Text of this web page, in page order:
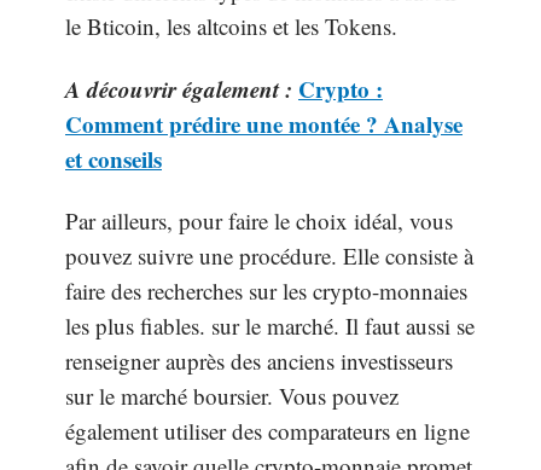
le Bticoin, les altcoins et les Tokens.
A découvrir également : Crypto :
Comment prédire une montée ? Analyse
et conseils
Par ailleurs, pour faire le choix idéal, vous
pouvez suivre une procédure. Elle consiste à
faire des recherches sur les crypto-monnaies
les plus fiables. sur le marché. Il faut aussi se
renseigner auprès des anciens investisseurs
sur le marché boursier. Vous pouvez
également utiliser des comparateurs en ligne